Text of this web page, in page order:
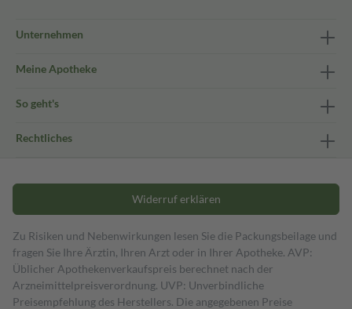
Unternehmen
Meine Apotheke
So geht's
Rechtliches
Widerruf erklären
Zu Risiken und Nebenwirkungen lesen Sie die Packungsbeilage und
fragen Sie Ihre Ärztin, Ihren Arzt oder in Ihrer Apotheke. AVP:
Üblicher Apothekenverkaufspreis berechnet nach der
Arzneimittelpreisverordnung. UVP: Unverbindliche
Preisempfehlung des Herstellers. Die angegebenen Preise